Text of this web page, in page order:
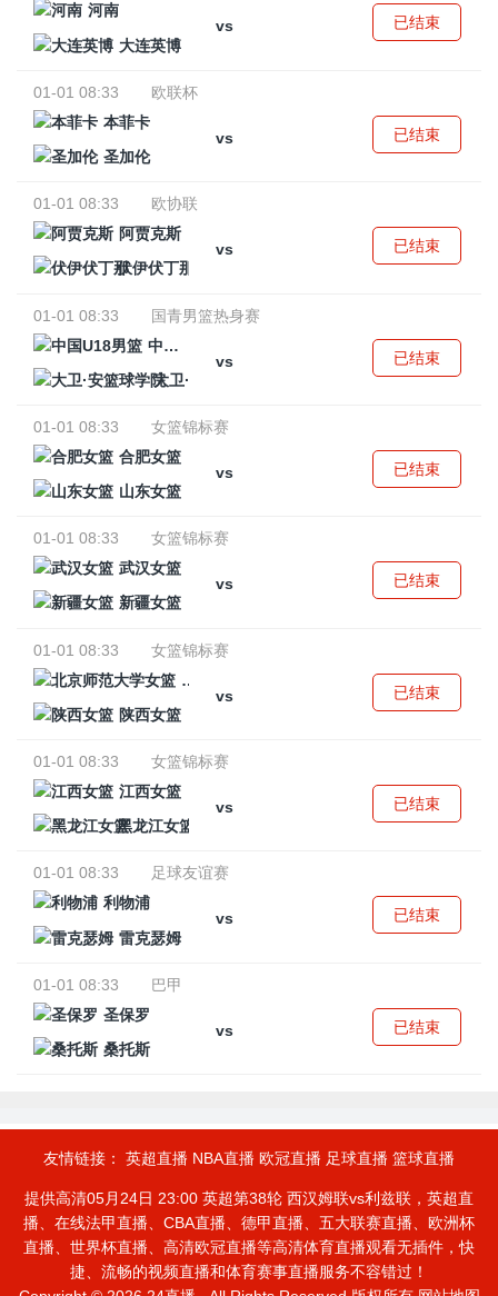
河南
vs
大连英博
已结束
01-01 08:33
欧联杯
本菲卡
vs
圣加伦
已结束
01-01 08:33
欧协联
阿贾克斯
vs
伏伊伏丁那
已结束
01-01 08:33
国青男篮热身赛
中国U18男篮
vs
大卫·安篮球学院
已结束
01-01 08:33
女篮锦标赛
合肥女篮
vs
山东女篮
已结束
01-01 08:33
女篮锦标赛
武汉女篮
vs
新疆女篮
已结束
01-01 08:33
女篮锦标赛
北京师范大学女篮
vs
陕西女篮
已结束
01-01 08:33
女篮锦标赛
江西女篮
vs
黑龙江女篮
已结束
01-01 08:33
足球友谊赛
利物浦
vs
雷克瑟姆
已结束
01-01 08:33
巴甲
圣保罗
vs
桑托斯
已结束
友情链接： 英超直播 NBA直播 欧冠直播 足球直播 篮球直播
提供高清05月24日 23:00 英超第38轮 西汉姆联vs利兹联，英超直
播、在线法甲直播、CBA直播、德甲直播、五大联赛直播、欧洲杯
直播、世界杯直播、高清欧冠直播等高清体育直播观看无插件，快
捷、流畅的视频直播和体育赛事直播服务不容错过！